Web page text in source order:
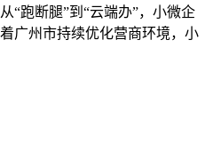
“跑断腿”到“云端办”，小微企
广州市持续优化营商环境，小